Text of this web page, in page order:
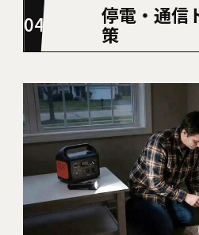
停電・通信
策